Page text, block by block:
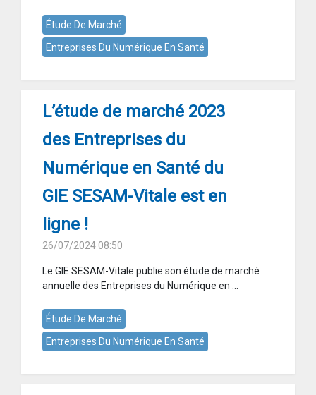
Étude De Marché
Entreprises Du Numérique En Santé
L’étude de marché 2023
des Entreprises du
Numérique en Santé du
GIE SESAM-Vitale est en
ligne !
26/07/2024 08:50
Le GIE SESAM-Vitale publie son étude de marché
annuelle des Entreprises du Numérique en ...
Étude De Marché
Entreprises Du Numérique En Santé